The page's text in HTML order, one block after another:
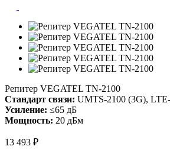
Репитер VEGATEL TN-2100
Стандарт связи: UMTS-2100 (3G),
Усиление: ≤65 дБ
Мощность: 20 дБм
13 493 ₽